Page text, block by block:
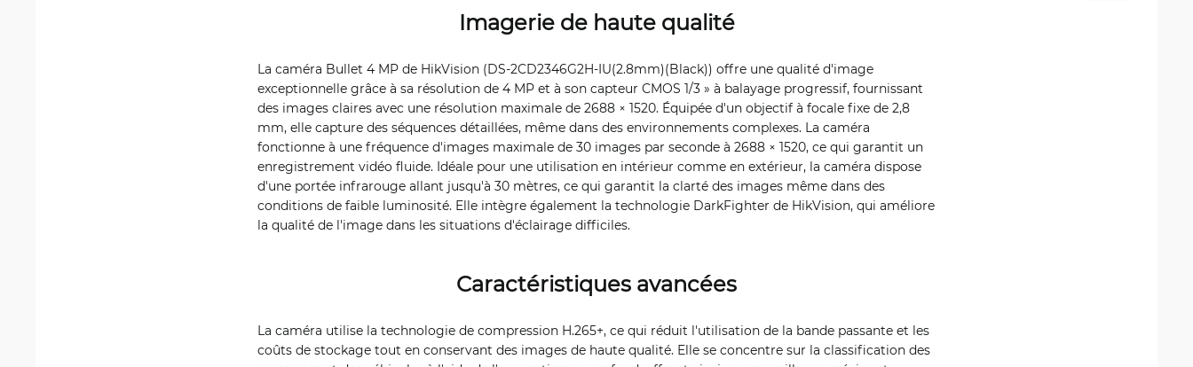
Imagerie de haute qualité
La caméra Bullet 4 MP de HikVision (DS-2CD2346G2H-IU(2.8mm)(Black)) offre une qualité d'image
exceptionnelle grâce à sa résolution de 4 MP et à son capteur CMOS 1/3 » à balayage progressif, fournissant
des images claires avec une résolution maximale de 2688 × 1520. Équipée d'un objectif à focale fixe de 2,8
mm, elle capture des séquences détaillées, même dans des environnements complexes. La caméra
fonctionne à une fréquence d'images maximale de 30 images par seconde à 2688 × 1520, ce qui garantit un
enregistrement vidéo fluide. Idéale pour une utilisation en intérieur comme en extérieur, la caméra dispose
d'une portée infrarouge allant jusqu'à 30 mètres, ce qui garantit la clarté des images même dans des
conditions de faible luminosité. Elle intègre également la technologie DarkFighter de HikVision, qui améliore
la qualité de l'image dans les situations d'éclairage difficiles.
Caractéristiques avancées
La caméra utilise la technologie de compression H.265+, ce qui réduit l'utilisation de la bande passante et les
coûts de stockage tout en conservant des images de haute qualité. Elle se concentre sur la classification des